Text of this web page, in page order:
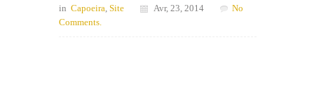
in Capoeira Site Avr, 23, 2014
No
Comments.